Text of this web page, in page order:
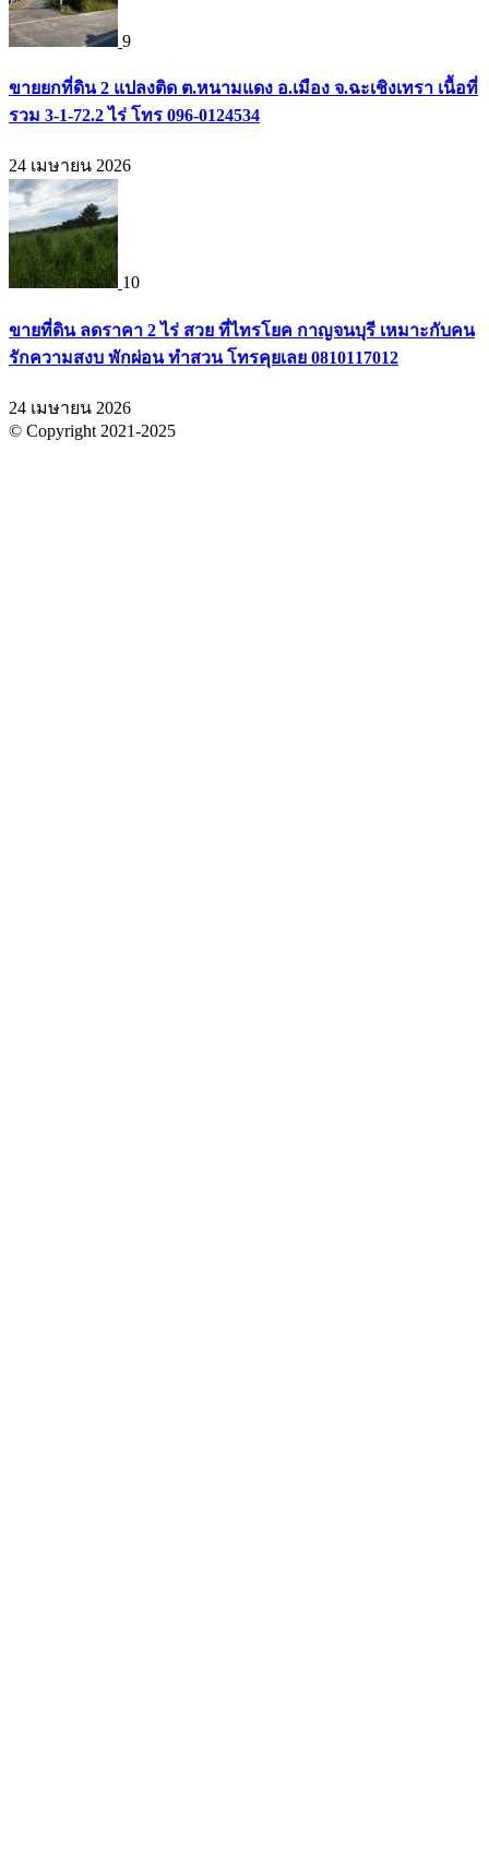
9
ขายยกที่ดิน 2 แปลงติด ต.หนามแดง อ.เมือง จ.ฉะเชิงเทรา เนื้อที่
รวม 3-1-72.2 ไร่ โทร 096-0124534
24 เมษายน 2026
10
ขายที่ดิน ลดราคา 2 ไร่ สวย ที่ไทรโยค กาญจนบุรี เหมาะกับคน
รักความสงบ พักผ่อน ทำสวน โทรคุยเลย 0810117012
24 เมษายน 2026
© Copyright 2021-2025